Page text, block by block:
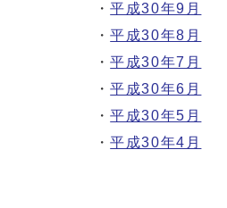
・平成30年9月
・平成30年8月
・平成30年7月
・平成30年6月
・平成30年5月
・平成30年4月